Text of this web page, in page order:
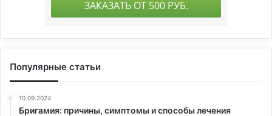
Популярные статьи
10.09.2024
Бригамия: причины, симптомы и способы лечения